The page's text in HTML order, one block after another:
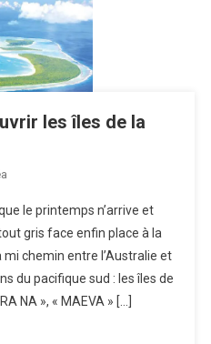
les îles de la
le printemps n’arrive et
gris face enfin place à la
mi chemin entre l’Australie et
du pacifique sud : les îles de
NA », « MAEVA » […]